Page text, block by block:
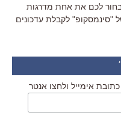
לכם את אחת מדרגות
"סינמסקופ" לקבלת עדכונים
כתובת אימייל ולחצו אנטר